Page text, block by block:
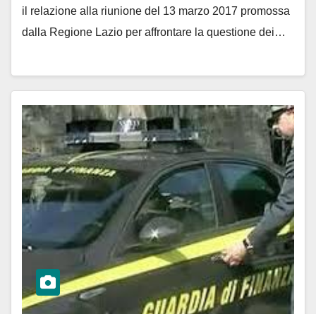
il relazione alla riunione del 13 marzo 2017 promossa
dalla Regione Lazio per affrontare la questione dei…